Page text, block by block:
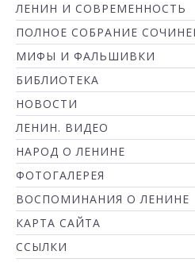
ЛЕНИН И СОВРЕМЕННОСТЬ
ПОЛНОЕ СОБРАНИЕ
МИФЫ И ФАЛЬШИВКИ
БИБЛИОТЕКА
НОВОСТИ
ЛЕНИН. ВИДЕО
НАРОД О ЛЕНИНЕ
ФОТОГАЛЕРЕЯ
ВОСПОМИНАНИЯ О ЛЕНИНЕ
КАРТА САЙТА
ССЫЛКИ